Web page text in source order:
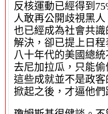
反核運動已經得到
人敢再公開歧視黑
也已經成為社會共
解決，卻已提上日程
八十年代的美國總
去尼加拉瓜，只能
這些成就並不是政
掀起之後，才逼他們